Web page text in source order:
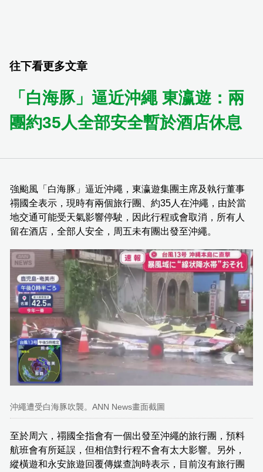
往下看更多文章
「白海豚」逼近沖繩 東瀛遊：兩
團約35人全部安全暫於酒店休息
強颱風「白海豚」逼近沖繩，東瀛遊集團主席及執行董事
禤國全表示，現時有兩個旅行團、約35人在沖繩，由於當
地交通可能受天氣影響停駛，因此行程或會取消，所有人
留在酒店，全部人安全，周五未有團出發至沖繩。
沖繩遭受白海豚吹襲。ANN News畫面截圖
至於周六，禤國全指會有一個出發至沖繩的旅行團，預料
航班會有所延誤，但相信對行程不會有太大影響。另外，
縱橫遊和永安旅遊回覆傳媒查詢時表示，目前沒有旅行團